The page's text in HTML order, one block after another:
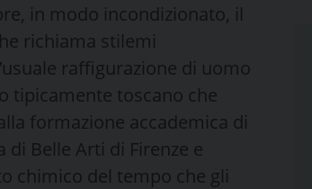
in modo incondizionato, il
richiama stilemi
raffigurazione di uomo
tipicamente toscano che
formazione accademica di
di Belle Arti di Firenze e
chimico del tempo che gli